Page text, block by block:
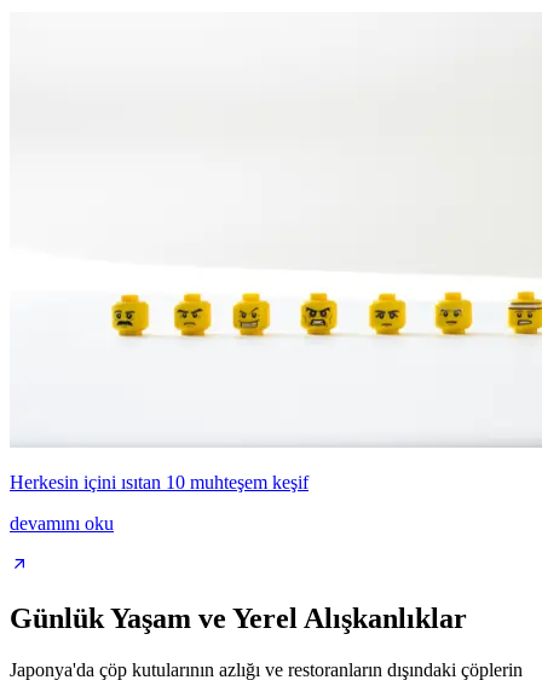
Herkesin içini ısıtan 10 muhteşem keşif
devamını oku
Günlük Yaşam ve Yerel Alışkanlıklar
Japonya'da çöp kutularının azlığı ve restoranların dışındaki çöplerin